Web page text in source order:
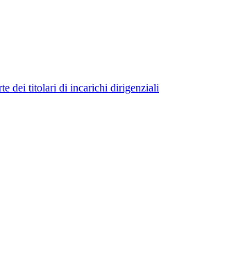
dei titolari di incarichi dirigenziali